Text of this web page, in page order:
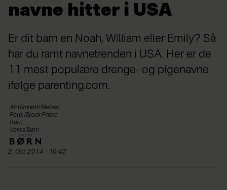
navne hitter i USA
Er dit barn en Noah, William eller Emily? Så
har du ramt navnetrenden i USA. Her er de
11 mest populære drenge- og pigenavne
ifølge parenting.com.
Af: Kenneth Nielsen
Foto: iStock Photo
Børn
Vores Børn
2. Oct 2014 - 10:42